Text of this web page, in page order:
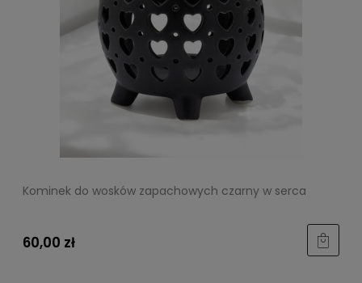
Kominek do wosków zapachowych czarny w serca
60,00 zł